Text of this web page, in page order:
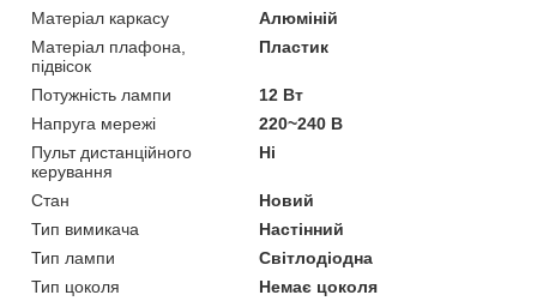
Матеріал каркасу
Алюміній
Матеріал плафона,
підвісок
Пластик
Потужність лампи
12 Вт
Напруга мережі
220~240 В
Пульт дистанційного
керування
Ні
Стан
Новий
Тип вимикача
Настінний
Тип лампи
Світлодіодна
Тип цоколя
Немає цоколя